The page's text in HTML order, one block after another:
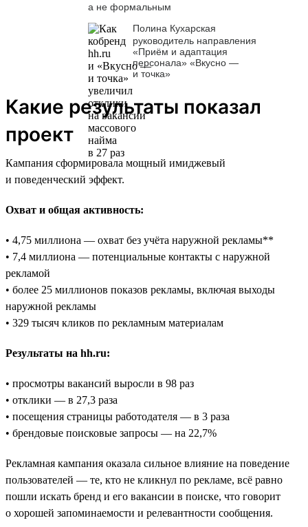
а не формальным
Полина Кухарская
руководитель направления
«Приём и адаптация
персонала» «Вкусно —
и точка»
Какие результаты показал
проект
Кампания сформировала мощный имиджевый
и поведенческий эффект.
Охват и общая активность:
• 4,75 миллиона — охват без учёта наружной рекламы**
• 7,4 миллиона — потенциальные контакты с наружной
рекламой
• более 25 миллионов показов рекламы, включая выходы
наружной рекламы
• 329 тысяч кликов по рекламным материалам
Результаты на hh.ru:
• просмотры вакансий выросли в 98 раз
• отклики — в 27,3 раза
• посещения страницы работодателя — в 3 раза
• брендовые поисковые запросы — на 22,7%
Рекламная кампания оказала сильное влияние на поведение
пользователей — те, кто не кликнул по рекламе, всё равно
пошли искать бренд и его вакансии в поиске, что говорит
о хорошей запоминаемости и релевантности сообщения.